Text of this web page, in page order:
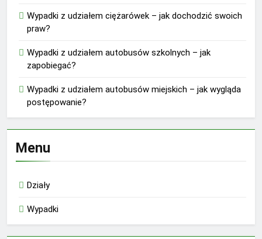
Wypadki z udziałem ciężarówek – jak dochodzić swoich
praw?
Wypadki z udziałem autobusów szkolnych – jak
zapobiegać?
Wypadki z udziałem autobusów miejskich – jak wygląda
postępowanie?
Menu
Działy
Wypadki